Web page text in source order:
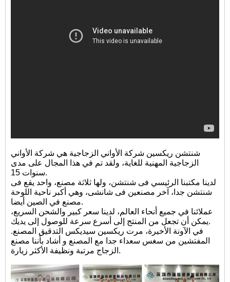
شنتشن ريكسين شركة الأواني الزجاجية هي شركة الأواني
الزجاجية المهنية للغاية، ولقد تم في هذا المجال على مدى
سنوات 15.
لدينا مكتبنا الرئيسي فى شنتشن، ولها ثلاثة مصنع، واحد يقع فى
شنتشن جدا، آخر مصنعين فى شانشى، وهي أكبر ناحية اللوحة
مصنع في الصين أيضا.
عملائنا في جميع أنحاء العالم، لدينا سعر كبير والشحن السريع،
يمكن أن تجعل من المنتج إلى أسرع سرعة للوصول إلى يديك.
في الآونة الأخيرة، مرت ريكسين سيديكس التدقيق المصنع.
المفتشين من سغس سعداء جدا مع المصنع و أشاد بأننا مصنع
الزجاج مرتبة ونظيفة الأكثر زيارة.